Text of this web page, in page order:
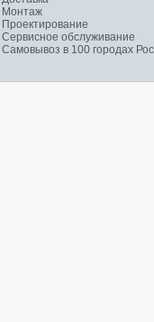
Монтаж
Проектирование
Сервисное обслуживание
Самовывоз в 100 городах